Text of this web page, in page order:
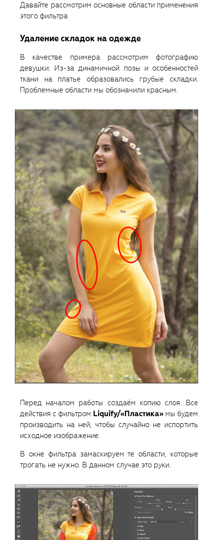
Давайте рассмотрим основные области применения
этого фильтра
Удаление складок на одежде
В качестве примера рассмотрим фотографию
девушки. Из-за динамичной позы и особенностей
ткани на платье образовались грубые складки.
Проблемные области мы обозначили красным.
Перед началом работы создаём копию слоя. Все
действия с фильтром Liquify/«Пластика» мы будем
производить на ней, чтобы случайно не испортить
исходное изображение.
В окне фильтра замаскируем те области, которые
трогать не нужно. В данном случае это руки.